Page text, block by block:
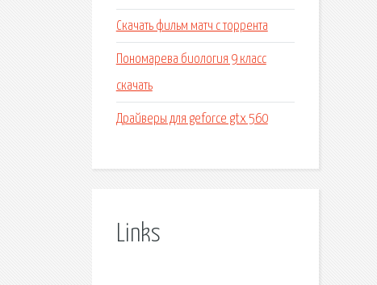
Скачать фильм матч с торрента
Пономарева биология 9 класс
скачать
Драйверы для geforce gtx 560
Links